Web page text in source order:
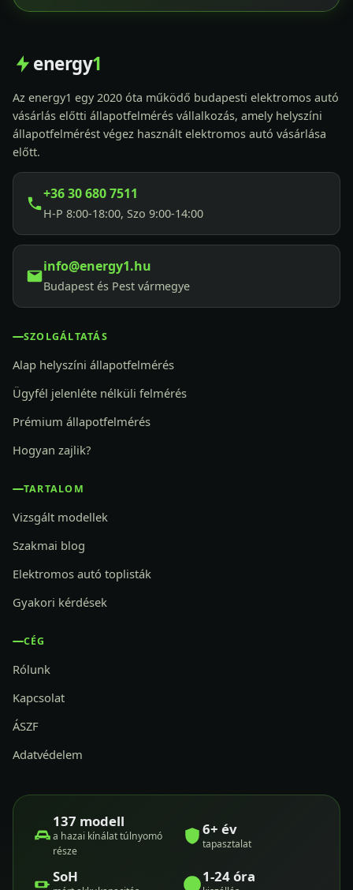
energy1
Az energy1 egy 2020 óta működő budapesti elektromos autó
vásárlás előtti állapotfelmérés vállalkozás, amely helyszíni
állapotfelmérést végez használt elektromos autó vásárlása
előtt.
+36 30 680 7511
H-P 8:00-18:00, Szo 9:00-14:00
info@energy1.hu
Budapest és Pest vármegye
SZOLGÁLTATÁS
Alap helyszíni állapotfelmérés
Ügyfél jelenléte nélküli felmérés
Prémium állapotfelmérés
Hogyan zajlik?
TARTALOM
Vizsgált modellek
Szakmai blog
Elektromos autó toplisták
Gyakori kérdések
CÉG
Rólunk
Kapcsolat
ÁSZF
Adatvédelem
137 modell
a hazai kínálat túlnyomó
része
6+ év
tapasztalat
SoH 1-24 óra